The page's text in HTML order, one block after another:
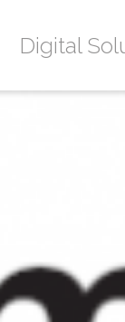
Digital